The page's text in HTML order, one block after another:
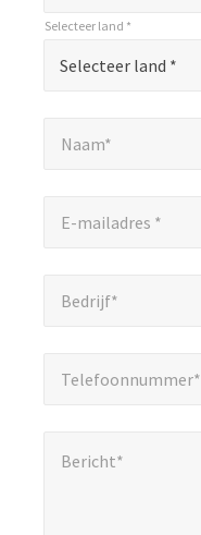
"
geeft
Selecteer land *
Selecteer land *
Naam*
E-mailadres *
Bedrijf*
Telefoonnummer*
Bericht*